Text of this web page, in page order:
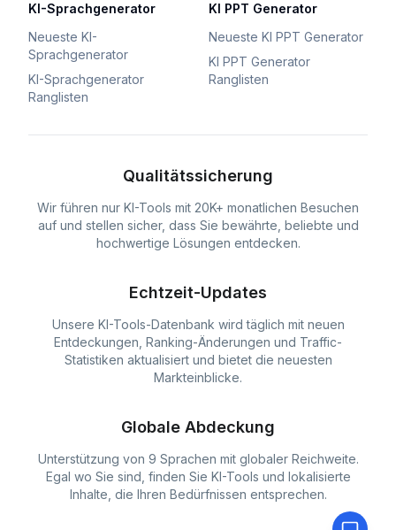
KI-Sprachgenerator
Neueste KI-
Sprachgenerator
KI-Sprachgenerator
Ranglisten
KI PPT Generator
Neueste KI PPT Generator
KI PPT Generator
Ranglisten
Qualitätssicherung
Wir führen nur KI-Tools mit 20K+ monatlichen Besuchen
auf und stellen sicher, dass Sie bewährte, beliebte und
hochwertige Lösungen entdecken.
Echtzeit-Updates
Unsere KI-Tools-Datenbank wird täglich mit neuen
Entdeckungen, Ranking-Änderungen und Traffic-
Statistiken aktualisiert und bietet die neuesten
Markteinblicke.
Globale Abdeckung
Unterstützung von 9 Sprachen mit globaler Reichweite.
Egal wo Sie sind, finden Sie KI-Tools und lokalisierte
Inhalte, die Ihren Bedürfnissen entsprechen.